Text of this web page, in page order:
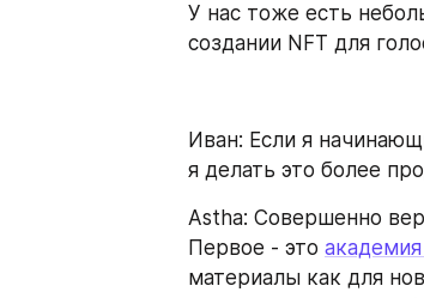
У нас тоже есть
создании NFT для
Иван: Если я
я делать это более
Astha: Совершенно
Первое - это
материалы как для